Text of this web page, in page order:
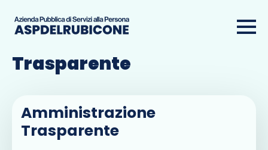
Amministrazione
Trasparente
Amministrazione
Trasparente